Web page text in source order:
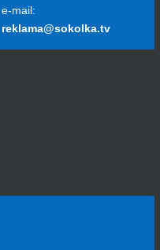
e-mail:
reklama@sokolka.tv